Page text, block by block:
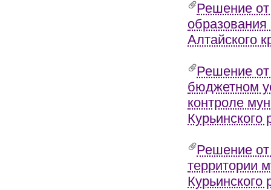
Решение
образования
Алтайского
Решение
бюджетном
контроле
Курьинского
Решение
территории
Курьинского